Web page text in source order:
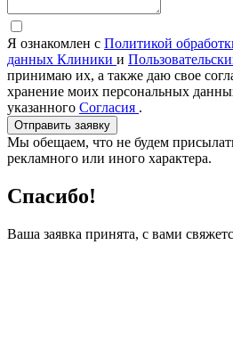
Я ознакомлен с Политикой
данных Клиники и
принимаю их, а также даю свое
хранение моих персональных
указанного Согласия .
Отправить заявку
Мы обещаем, что не будем
рекламного или иного характера.
Спасибо!
Ваша заявка принята, с вами